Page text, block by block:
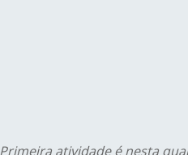
Primeira atividade é nesta